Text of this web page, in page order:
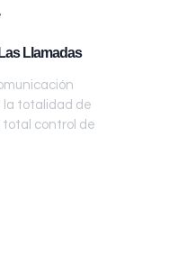
Llamadas
la totalidad de
total control de